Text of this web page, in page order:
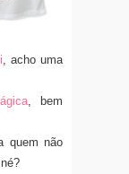
, acho uma
, bem
quem não